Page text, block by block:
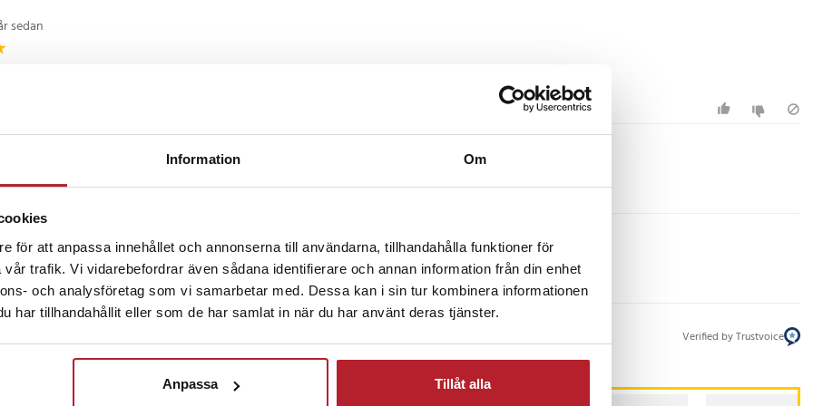
Information Om
för att anpassa innehållet och annonserna till användarna, tillhandahålla funktioner för
trafik. Vi vidarebefordrar även sådana identifierare och annan information från din enhet
och analysföretag som vi samarbetar med. Dessa kan i sin tur kombinera informationen
har tillhandahållit eller som de har samlat in när du har använt deras tjänster.
Anpassa Tillåt alla
högkvalitativa
korrekt kabelkapacitet och
sedan
Verified by Trustvoice